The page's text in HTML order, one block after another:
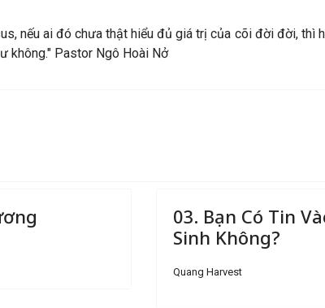
nếu ai đó chưa thật hiểu đủ giá trị của cõi đời đời, thì
không." Pastor Ngô Hoài Nở
03. Bạn Có Tin
Sinh Không?
Quang Harvest